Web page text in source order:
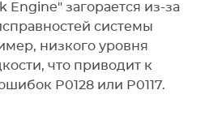
Engine" загорается из-за
системы
низкого уровня
что приводит к
P0128 или P0117.